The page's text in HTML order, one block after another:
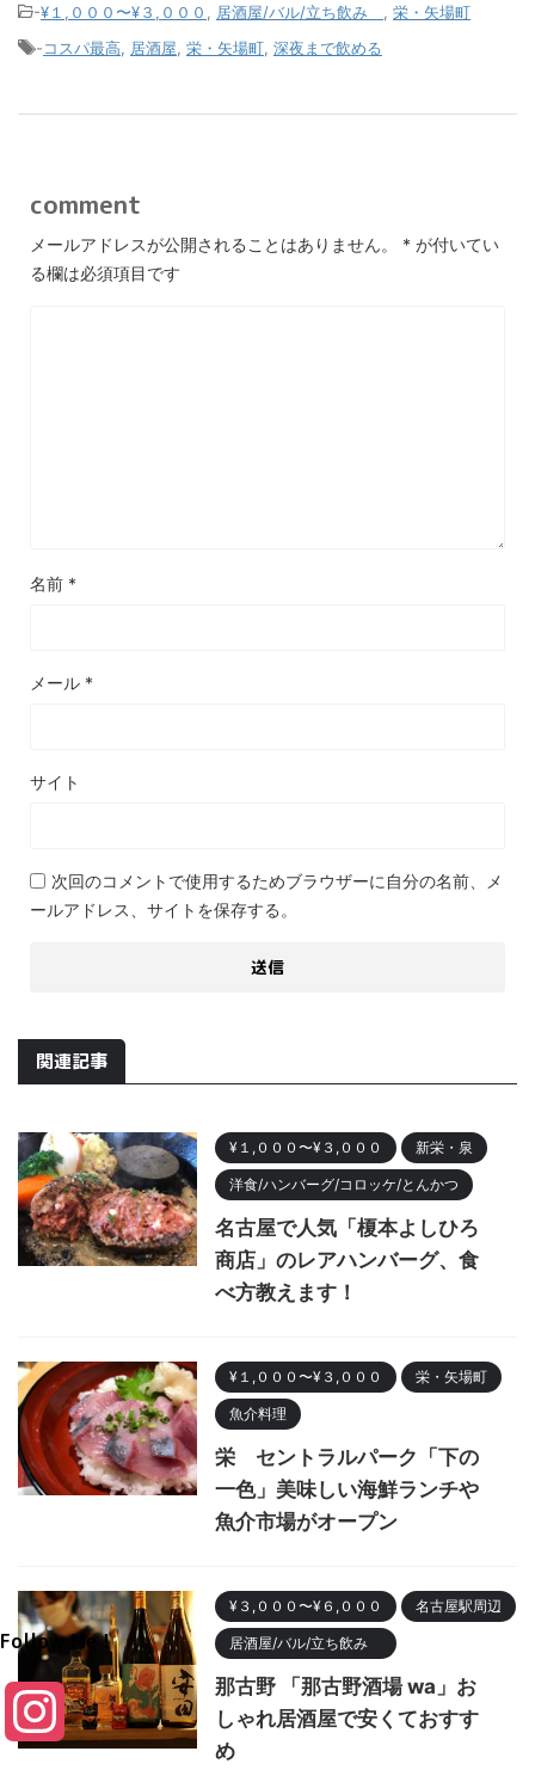
-¥１,０００〜¥３,０００ 居酒屋/バル/立ち飲み
栄・矢場町
-コスパ最高 居酒屋 栄・矢場町 深夜まで飲める
comment
メールアドレスが公開されることはありません。 * が付いてい
る欄は必須項目です
名前 *
メール *
サイト
次回のコメントで使用するためブラウザーに自分の名前、メ
ールアドレス、サイトを保存する。
関連記事
¥１,０００〜¥３,０００ 新栄・泉
洋食/ハンバーグ/コロッケ/とんかつ
名古屋で人気「榎本よしひろ
商店」のレアハンバーグ、食
べ方教えます！
¥１,０００〜¥３,０００ 栄・矢場町
魚介料理
栄 セントラルパーク「下の
一色」美味しい海鮮ランチや
魚介市場がオープン
¥３,０００〜¥６,０００ 名古屋駅周辺
居酒屋/バル/立ち飲み
那古野 「那古野酒場 wa」お
しゃれ居酒屋で安くておすす
め
Follow Me！
I